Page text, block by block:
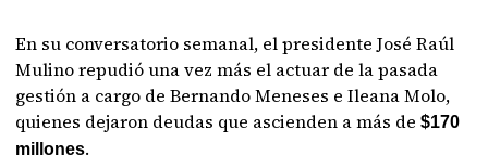
En su conversatorio semanal, el presidente José Raúl
Mulino repudió una vez más el actuar de la pasada
gestión a cargo de Bernando Meneses e Ileana Molo,
quienes dejaron deudas que ascienden a más de$170
millones.